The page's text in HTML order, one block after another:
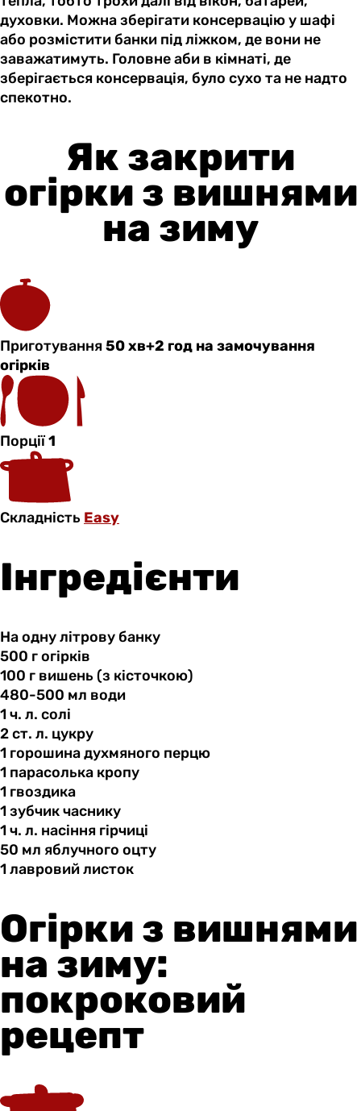
духовки. Можна зберігати консервацію у шафі
або розмістити банки під ліжком, де вони не
заважатимуть. Головне аби в кімнаті, де
зберігається консервація, було сухо та не надто
спекотно.
Як закрити
огірки з вишнями
на зиму
Приготування50 хв+2 год на замочування
огірків
Порції1
Складність Easy
Інгредієнти
На одну літрову банку
500 гогірків
100 г вишень (з кісточкою)
480-500 мл води
1 ч. л. солі
2 ст. л. цукру
1 горошинадухмяного перцю
1 парасолька кропу
1 гвоздика
1 зубчикчаснику
1 ч. л. насіння гірчиці
50 мл яблучного оцту
1 лавровийлисток
Огірки з вишнями
на зиму:
покроковий
рецепт